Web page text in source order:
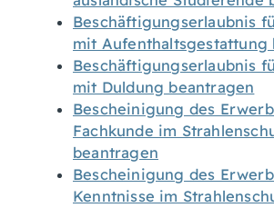
Beschäftigungserlaubnis
mit Aufenthaltsgestattung
Beschäftigungserlaubnis
mit Duldung beantragen
Bescheinigung des
Fachkunde im
beantragen
Bescheinigung des
Kenntnisse im